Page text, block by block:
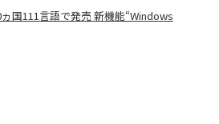
国111言語で発売 新機能“Windows